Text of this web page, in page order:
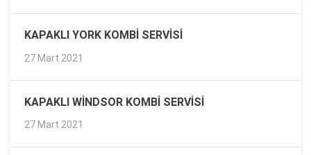
KAPAKLI YORK KOMBI SERVISI
27 Mart 2021
KAPAKLI WINDSOR KOMBI SERVISI
27 Mart 2021